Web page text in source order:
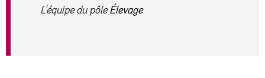
L'équipe du pôleÉlevage